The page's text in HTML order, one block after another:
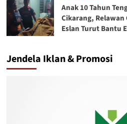
Anak 10 Tahun
Cikarang, Relawan
Eslan Turut Bantu
Jendela Iklan & Promosi